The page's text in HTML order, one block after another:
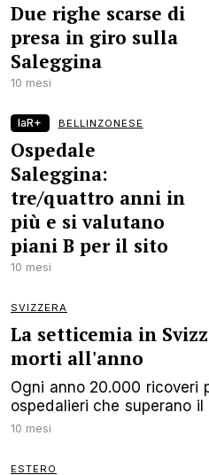
Due righe scarse di
presa in giro sulla
Saleggina
10 mesi
laR+ BELLINZONESE
Ospedale
Saleggina:
tre/quattro anni in
più e si valutano
piani B per il sito
10 mesi
SVIZZERA
La setticemia in
morti all'anno
Ogni anno 20.000 ricoveri
ospedalieri che superano
10 mesi
ESTERO